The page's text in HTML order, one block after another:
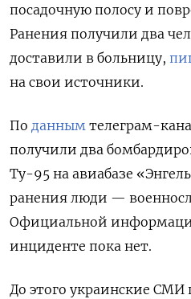
посадочную полосу и
Ранения получили два
доставили в больницу,
на свои источники.
По данным телеграм-
получили два
Ту-95 на авиабазе
ранения люди —
Официальной
инциденте пока нет.
До этого украинские СМИ